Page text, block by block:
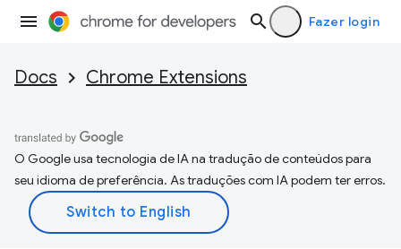
Fazer login
Docs Chrome Extensions
O Google usa tecnologia de IA na tradução de conteúdos para
seu idioma de preferência. As traduções com IA podem ter erros.